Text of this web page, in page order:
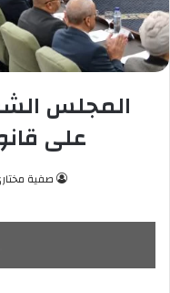
المجلس
على قانون
صفية